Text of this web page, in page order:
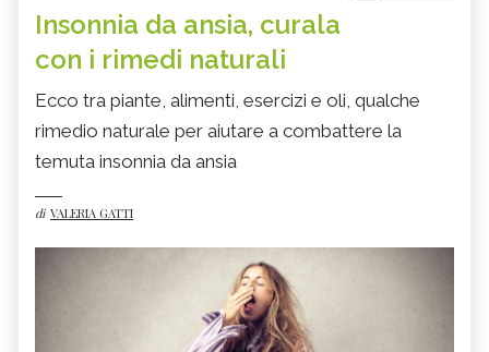
Insonnia da ansia, curala
con i rimedi naturali
Ecco tra piante, alimenti, esercizi e oli, qualche
rimedio naturale per aiutare a combattere la
temuta insonnia da ansia
di VALERIA GATTI